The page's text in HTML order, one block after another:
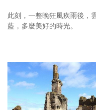
此刻，一整晚狂風疾雨後，
藍，多麼美好的時光。